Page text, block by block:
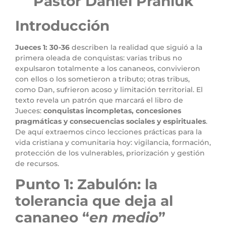
Introducción
Jueces 1: 30-36 describen la realidad que siguió a la
primera oleada de conquistas: varias tribus no
expulsaron totalmente a los cananeos, convivieron
con ellos o los sometieron a tributo; otras tribus,
como Dan, sufrieron acoso y limitación territorial. El
texto revela un patrón que marcará el libro de
Jueces: conquistas incompletas, concesiones
pragmáticas y consecuencias sociales y espirituales.
De aquí extraemos cinco lecciones prácticas para la
vida cristiana y comunitaria hoy: vigilancia, formación,
protección de los vulnerables, priorización y gestión
de recursos.
Punto 1: Zabulón: la
tolerancia que deja al
cananeo “en medio”